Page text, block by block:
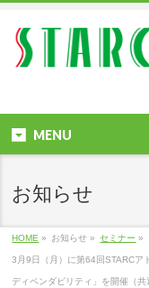
MENU
お知らせ
HOME » お知らせ » セミナー »
3月9日（月）に第64回STARCア
ディペンダビリティ」を開催（共